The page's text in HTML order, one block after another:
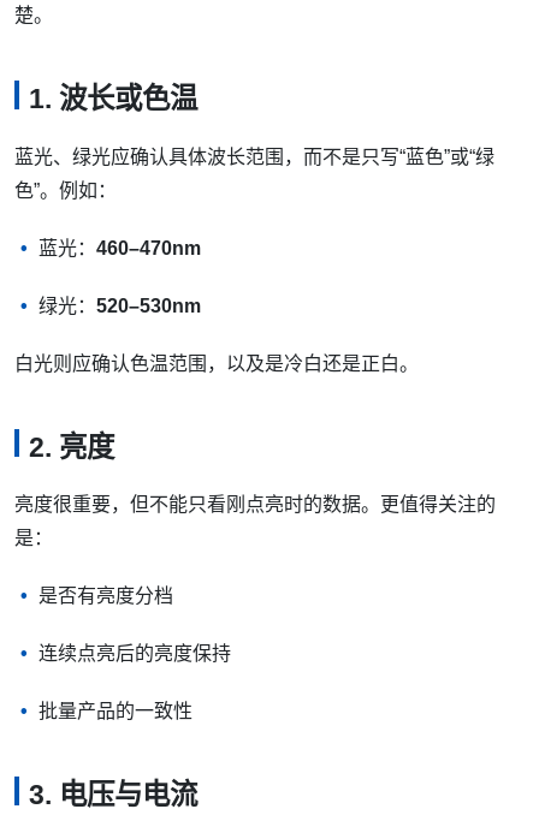
楚。
1. 波长或色温
蓝光、绿光应确认具体波长范围，而不是只写“蓝色”或“绿
色”。例如：
蓝光： 460–470nm
绿光： 520–530nm
白光则应确认色温范围，以及是冷白还是正白。
2. 亮度
亮度很重要，但不能只看刚点亮时的数据。更值得关注的
是：
是否有亮度分档
连续点亮后的亮度保持
批量产品的一致性
3. 电压与电流